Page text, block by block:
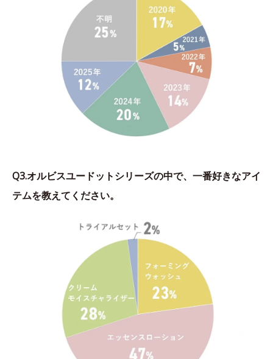
Q3.オルビスユードットシリーズの中で、一番好きなアイ
テムを教えてください。